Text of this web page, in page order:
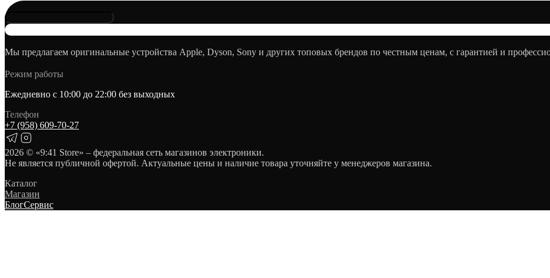
Мы предлагаем оригинальные устройства Apple, Dyson, Sony и других топовых брендов по честным ценам, с гарантией и
Режим работы
Ежедневно с 10:00 до 22:00 без выходных
Телефон
+7 (958) 609‑70‑27
2026 © «9:41 Store» – федеральная сеть магазинов электроники.
Не является публичной офертой. Актуальные цены и наличие товара уточняйте у менеджеров магазина.
Каталог
Магазин
БлогСервис